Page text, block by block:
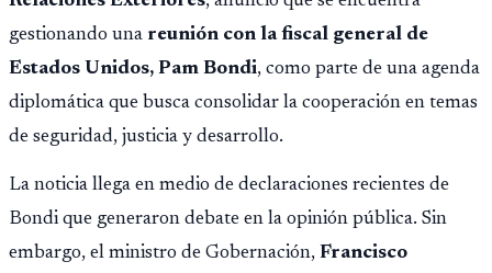
gestionando una reunión con la fiscal general de
Estados Unidos, Pam Bondi, como parte de una agenda
diplomática que busca consolidar la cooperación en temas
de seguridad, justicia y desarrollo.
La noticia llega en medio de declaraciones recientes de
Bondi que generaron debate en la opinión pública. Sin
embargo, el ministro de Gobernación, Francisco